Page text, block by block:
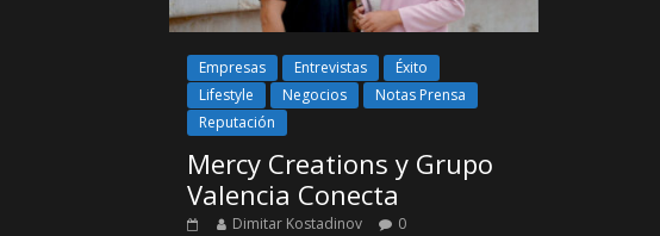
Empresas Entrevistas
Éxito
Lifestyle
Negocios
Notas Prensa
Reputación
Mercy Creations y Grupo
Valencia Conecta
Dimitar Kostadinov 0